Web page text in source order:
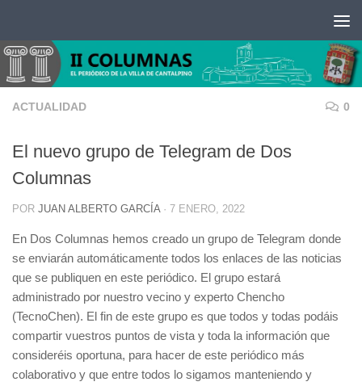
ACTUALIDAD 0
El nuevo grupo de Telegram de Dos
Columnas
POR JUAN ALBERTO GARCÍA · 7 ENERO, 2022
En Dos Columnas hemos creado un grupo de Telegram donde
se enviarán automáticamente todos los enlaces de las noticias
que se publiquen en este periódico. El grupo estará
administrado por nuestro vecino y experto Chencho
(TecnoChen). El fin de este grupo es que todos y todas podáis
compartir vuestros puntos de vista y toda la información que
consideréis oportuna, para hacer de este periódico más
colaborativo y que entre todos lo sigamos manteniendo y